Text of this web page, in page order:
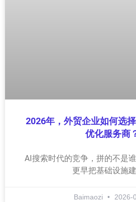
2026年，外贸企业如何选
优化服务商
AI搜索时代的竞争，拼的不是
更早把基础设施建
Baimaozi 2026-